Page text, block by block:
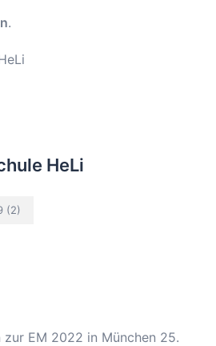
.
HeLi
(2)
EM 2022 in München 25.